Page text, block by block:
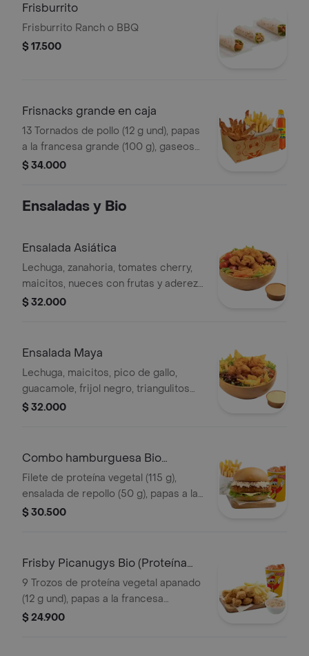
Frisburrito
Frisburrito Ranch o BBQ
$ 17.500
Frisnacks grande en caja
13 Tornados de pollo (12 g und), papas
a la francesa grande (100 g), gaseosa
(470 ml)
$ 34.000
Ensaladas y Bio
Ensalada Asiática
Lechuga, zanahoria, tomates cherry,
maicitos, nueces con frutas y aderezo
sésamo. Elige tu proteína entre
$ 32.000
Ensalada Maya
Lechuga, maicitos, pico de gallo,
guacamole, frijol negro, triangulitos
de maíz y aderezo mexicano. Elige tu
$ 32.000
Combo hamburguesa Bio
(Proteína Vegetal)
Filete de proteína vegetal (115 g),
ensalada de repollo (50 g), papas a la
francesa mediana (60 g) y gaseosa
$ 30.500
Frisby Picanugys Bio (Proteína
Vegetal)
9 Trozos de proteína vegetal apanado
(12 g und), papas a la francesa
mediana (60 g), ensalada de repollo
$ 24.900